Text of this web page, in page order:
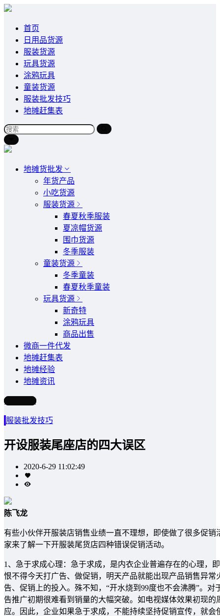
首页
日用品货源
服装货源
玩具货源
涂鸦玩具
童装货源
服装批发技巧
地摊赶集表
地摊货批发
年货产品
小吃货源
服装货源
春夏秋季服装
夏凉帽货源
围巾货源
冬季服装
童装货源
冬季童装
春夏秋季童装
玩具货源
新奇特
涂鸦玩具
商品出售
微商一件代发
地摊赶集表
地摊经验
地摊资讯
写文章
服装批发技巧
开设服装尾座店的四大误区
2020-6-29 11:02:49
陈飞龙
有些小伙伴开服装店销售业绩一直不理想，即使做了很多促
家来了解一下开服装尾货店四种错误促销活动。
1、急于求成心理：急于求成，是内衣企业普遍存在的心理，
恨不得今天打广告、做促销，明天产品就能出现产品销售异
告、促销上的投入。殊不知，“开水烧到99度也不会沸腾”。
告推广初期很难看到销量的大幅突破。如电视媒体效果初现
应。因此，企业如果急于求成，不能持续坚持促销宣传，就